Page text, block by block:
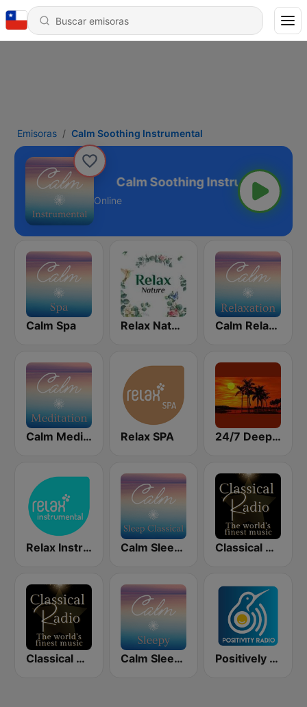
Emisoras Calm Soothing Instrumental
Online
Calm Spa Relax Nature Calm Relaxation
Calm Meditation Relax SPA 24/7 Deep Sleep Music Relaxing Music Insomnia Sleep Relaxing Music Study Sleep Meditation
Relax Instrumental Calm Sleep Classical Classical Radio - Sleep
Classical Radio - Calm Calm Sleepy Positively Sleep Relax